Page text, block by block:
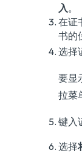
入。
在证
书的
选择
要显
拉菜
键入
选择